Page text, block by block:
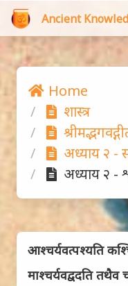
Ancient
Home
शास्त्र
अध्याय २ -
अध्याय २ -
आश्चर्यवत्पश्यति
माश्चर्यवद्वदति तथैव